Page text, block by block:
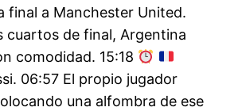
final a Manchester United.
cuartos de final, Argentina
comodidad. 15:18
06:57 El propio jugador
una alfombra de ese